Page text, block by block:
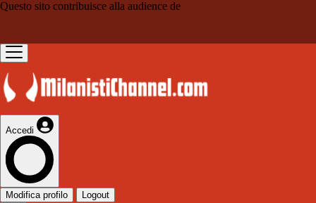
Questo sito contribuisce alla audience de
Accedi
Modifica profilo Logout